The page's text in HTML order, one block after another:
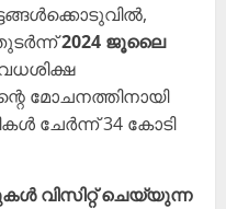
2024 ജൂലൈ
മോചനത്തിനായി
ചേർന്ന് 34 കോടി
വിസിറ്റ് ചെയ്യുന്ന